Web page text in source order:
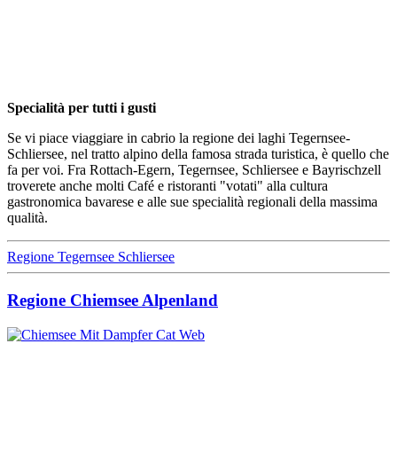
Specialità per tutti i gusti
Se vi piace viaggiare in cabrio la regione dei laghi Tegernsee-
Schliersee, nel tratto alpino della famosa strada turistica, è quello che
fa per voi. Fra Rottach-Egern, Tegernsee, Schliersee e Bayrischzell
troverete anche molti Café e ristoranti "votati" alla cultura
gastronomica bavarese e alle sue specialità regionali della massima
qualità.
Regione Tegernsee Schliersee
Regione Chiemsee Alpenland